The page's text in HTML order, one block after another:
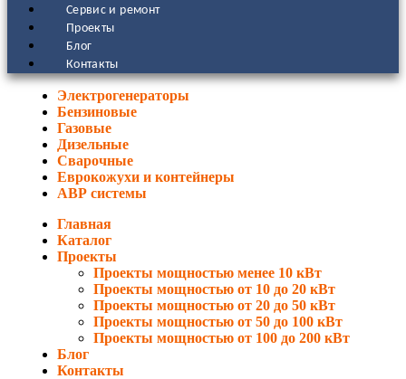
Сервис и ремонт
Проекты
Блог
Контакты
Электрогенераторы
Бензиновые
Газовые
Дизельные
Сварочные
Еврокожухи и контейнеры
АВР системы
Главная
Каталог
Проекты
Проекты мощностью менее 10 кВт
Проекты мощностью от 10 до 20 кВт
Проекты мощностью от 20 до 50 кВт
Проекты мощностью от 50 до 100 кВт
Проекты мощностью от 100 до 200 кВт
Блог
Контакты